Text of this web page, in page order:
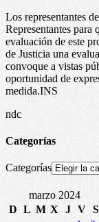
Los representantes
Representantes para
evaluación de este
de Justicia una
convoque a vistas
oportunidad de
medida.INS
ndc
Categorías
Categorías
marzo 2024
D L M X J V S